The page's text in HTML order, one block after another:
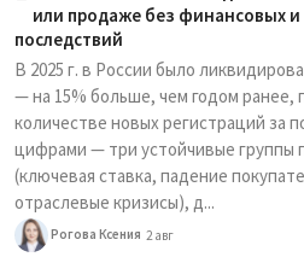
или продаже без финансовых
последствий
В 2025 г. в России было
— на 15% больше, чем годом ранее,
количестве новых регистраций за
цифрами — три устойчивые группы
(ключевая ставка, падение
отраслевые кризисы), д...
Рогова Ксения 2 авг